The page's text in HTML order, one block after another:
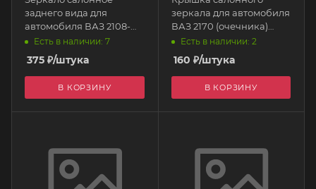
заднего вида для
автомобиля ВАЗ 2108-
21099, 2115 панорамное
ZZ2081 SAN-D
Есть в наличии: 7
375 ₽/штука
В КОРЗИНУ
зеркала для автомобиля
ВАЗ 2170 (очечника)
2170-5702146 ПЛАСТИК
Есть в наличии: 2
160 ₽/штука
В КОРЗИНУ